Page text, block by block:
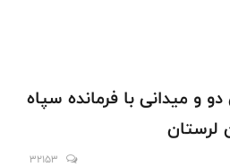
و میدانی با فرمانده سپاه
لرستان
32153